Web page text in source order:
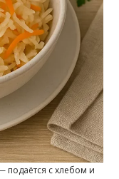
подаётся с хлебом и